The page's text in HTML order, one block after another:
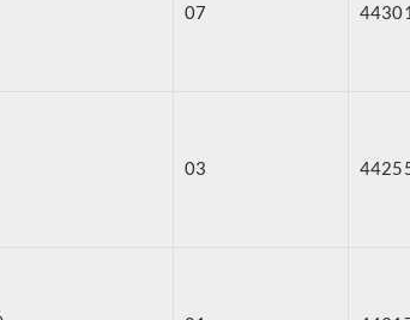
07
03